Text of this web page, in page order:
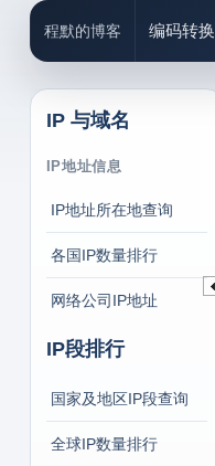
程默的博客 编码转换
IP 与域名
IP地址信息
IP地址所在地查询
各国IP数量排行
网络公司IP地址
IP段排行
国家及地区IP段查询
全球IP数量排行